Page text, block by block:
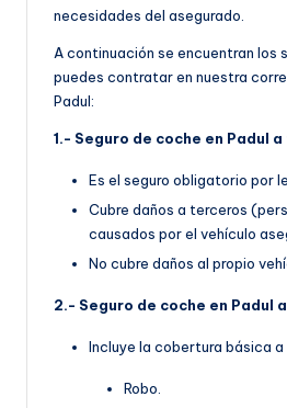
necesidades del asegurado.
A continuación se encuentran los
puedes contratar en nuestra
Padul:
1.- Seguro de coche en Padul
Es el seguro obligatorio por
Cubre daños a terceros
causados por el vehículo
No cubre daños al propio
2.- Seguro de coche en Padul
Incluye la cobertura básica
Robo.